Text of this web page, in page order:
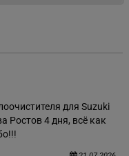
для Suzuki
Ростов 4 дня, всё как